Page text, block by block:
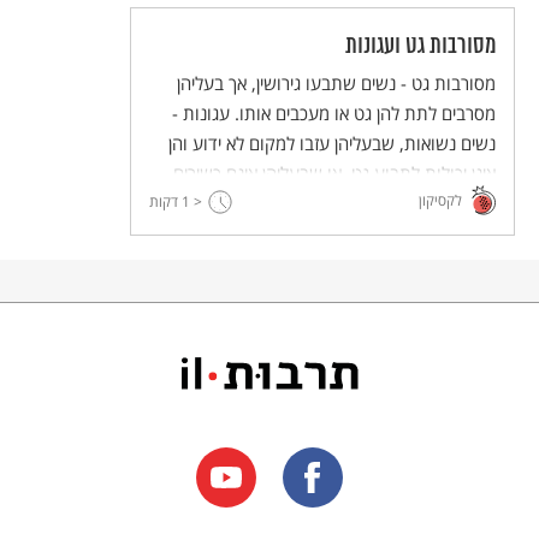
מסורבות גט ועגונות
מסורבות גט - נשים שתבעו גירושין, אך בעליהן
מסרבים לתת להן גט או מעכבים אותו. עגונות -
נשים נשואות, שבעליהן עזבו למקום לא ידוע והן
אינן יכולות לתבוע גט, או שבעליהן אינם כשירים
לתת גט. ובימינו יש גם גברים מסורבי גט או
עגונים.
לקסיקון < 1 דקות